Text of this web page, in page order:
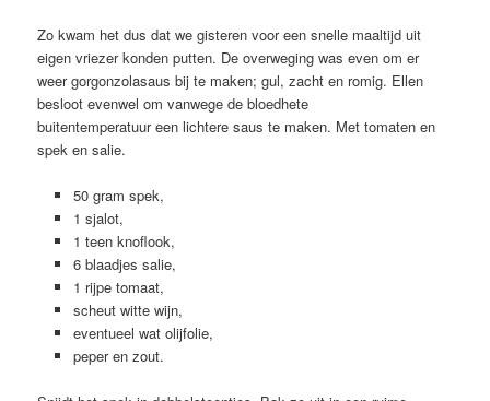
Zo kwam het dus dat we gisteren voor een snelle maaltijd uit
eigen vriezer konden putten. De overweging was even om er
weer gorgonzolasaus bij te maken; gul, zacht en romig. Ellen
besloot evenwel om vanwege de bloedhete
buitentemperatuur een lichtere saus te maken. Met tomaten en
spek en salie.
50 gram spek,
1 sjalot,
1 teen knoflook,
6 blaadjes salie,
1 rijpe tomaat,
scheut witte wijn,
eventueel wat olijfolie,
peper en zout.